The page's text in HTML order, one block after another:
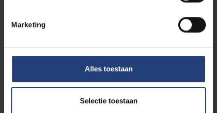
Marketing
Alles toestaan
Selectie toestaan
Verplichte opleidingsonderdelen: masterjaar 2
Elektrische tractie 3
Hernieuwbare energietechnologie 5